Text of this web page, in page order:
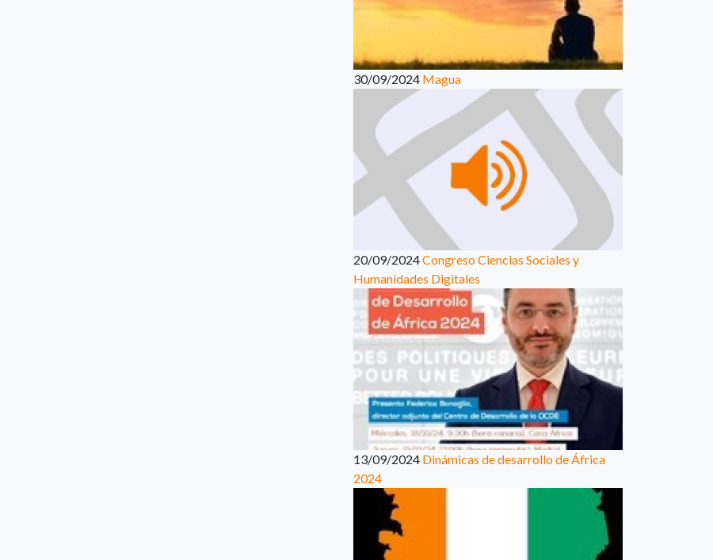
30/09/2024 Magua
20/09/2024Congreso Ciencias Sociales y
Humanidades Digitales
13/09/2024 Dinámicas de desarrollo de África
2024